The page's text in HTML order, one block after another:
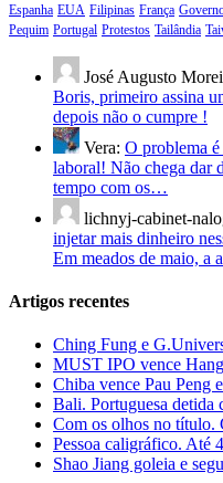
Espanha EUA Filipinas França
Pequim Portugal Protestos Tailândia
José Augusto
Boris, primeiro assina
depois não o cumpre !
Vera: O problema
laboral! Não chega dar
tempo com os…
lichnyj-cabinet-
injetar mais dinheiro
Em meados de maio, a
Artigos recentes
Ching Fung e
MUST IPO vence
Chiba vence Pau Peng
Bali. Portuguesa detida
Com os olhos no título.
Pessoa caligráfico. Até
Shao Jiang goleia e